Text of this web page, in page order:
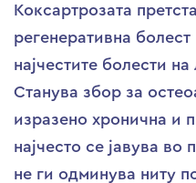
Коксартрозата
регенеративна
најчестите болести
Станува збор за
изразено хронична и
најчесто се јавува
не ги одминува ниту